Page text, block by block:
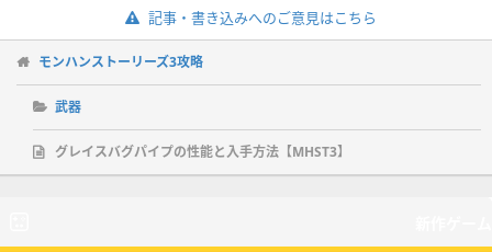
記事・書き込みへのご意見はこちら
モンハンストーリーズ3攻略
武器
グレイスバグパイプの性能と入手方法【MHST3】